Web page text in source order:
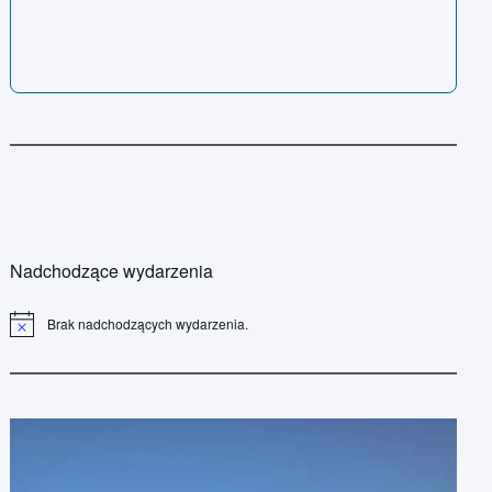
Nadchodzące wydarzenia
P
d
Brak nadchodzących wydarzenia.